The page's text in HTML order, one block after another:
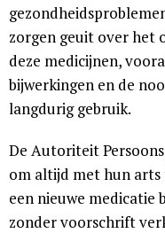
zorgen geuit over het
deze medicijnen,
bijwerkingen en de
langdurig gebruik.
De Autoriteit
om altijd met hun
een nieuwe medicatie
zonder voorschrift